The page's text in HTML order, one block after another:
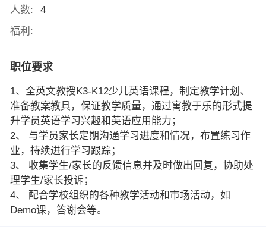
人数:
4
福利:
职位要求
1、全英文教授K3-K12少儿英语课程，制定教学计划、
准备教案教具，保证教学质量，通过寓教于乐的形式提
升学员英语学习兴趣和英语应用能力；
2、 与学员家长定期沟通学习进度和情况，布置练习作
业，持续进行学习跟踪；
3、 收集学生/家长的反馈信息并及时做出回复，协助处
理学生/家长投诉；
4、 配合学校组织的各种教学活动和市场活动，如
Demo课，答谢会等。